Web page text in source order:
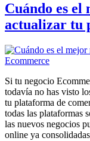
Cuándo es
actualizar tu
Si tu negocio
todavía no has visto
tu plataforma de
todas las plataformas
las nuevos negocios
online ya